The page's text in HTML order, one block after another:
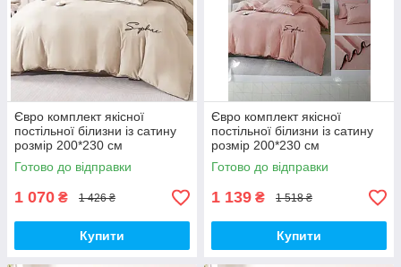
Євро комплект якісної
постільної білизни із сатину
розмір 200*230 см
Готово до відправки
1 070 ₴ 1 426 ₴
Купити
Євро комплект якісної
постільної білизни із сатину
розмір 200*230 см
Готово до відправки
1 139 ₴ 1 518 ₴
Купити